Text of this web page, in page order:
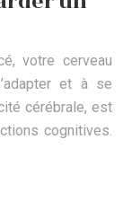
votre cerveau
et à se
cérébrale, est
cognitives.